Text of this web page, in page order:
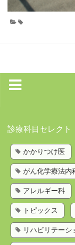
かかりつけ医を持と
歯科検索
診療科目から探す
お問い合わせ
運営会社
診療科目セレクト
かかりつけ医
がん化学療法内
アレルギー科
トピックス
リハビリテーシ